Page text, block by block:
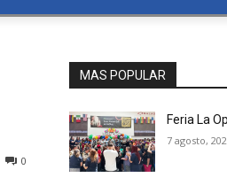
0
MAS POPULAR
Feria La
7 agosto,